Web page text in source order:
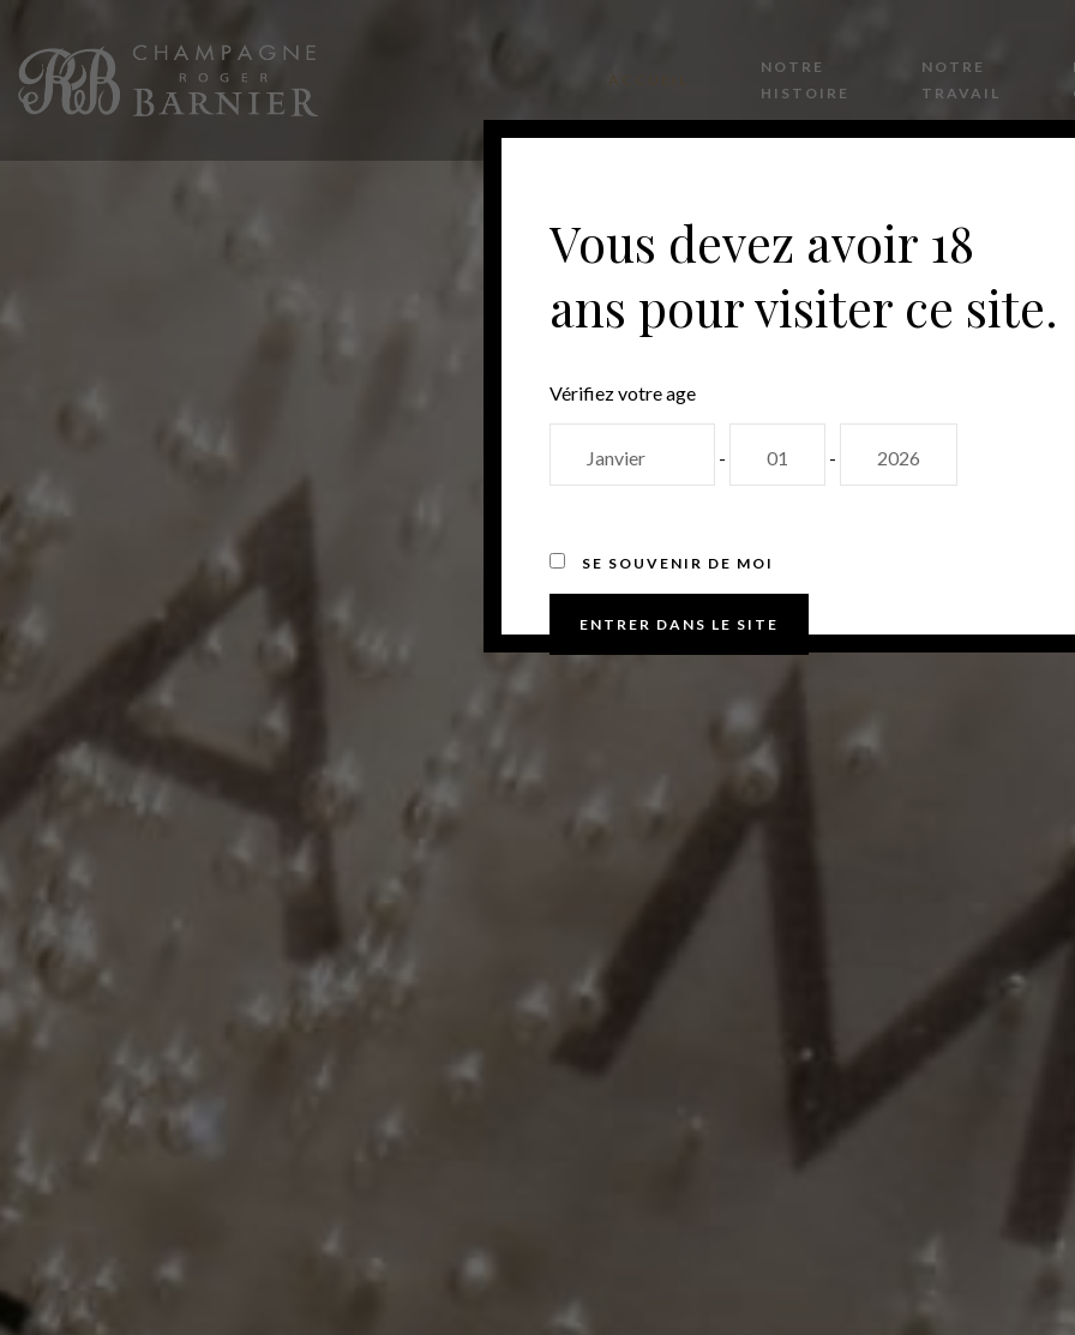
ACCUEIL
NOTRE
HISTOIRE
NOTRE
TRAVAIL
Vous devez avoir 18
ans pour visiter ce site.
Vérifiez votre age
- -
SE SOUVENIR DE MOI